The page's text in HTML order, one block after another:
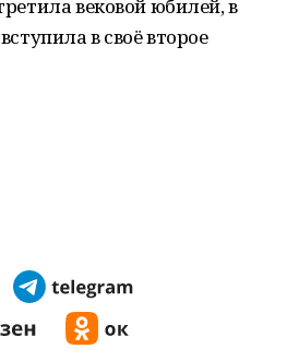
вековой юбилей, в
в своё второе